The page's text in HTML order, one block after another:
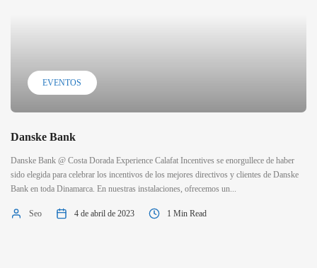
EVENTOS
Danske Bank
Danske Bank @ Costa Dorada Experience Calafat Incentives se enorgullece de haber
sido elegida para celebrar los incentivos de los mejores directivos y clientes de Danske
Bank en toda Dinamarca. En nuestras instalaciones, ofrecemos un...
Seo 4 de abril de 2023 1 Min Read